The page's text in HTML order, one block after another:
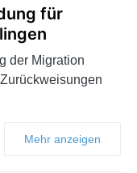
für
der Migration
Mehr anzeigen